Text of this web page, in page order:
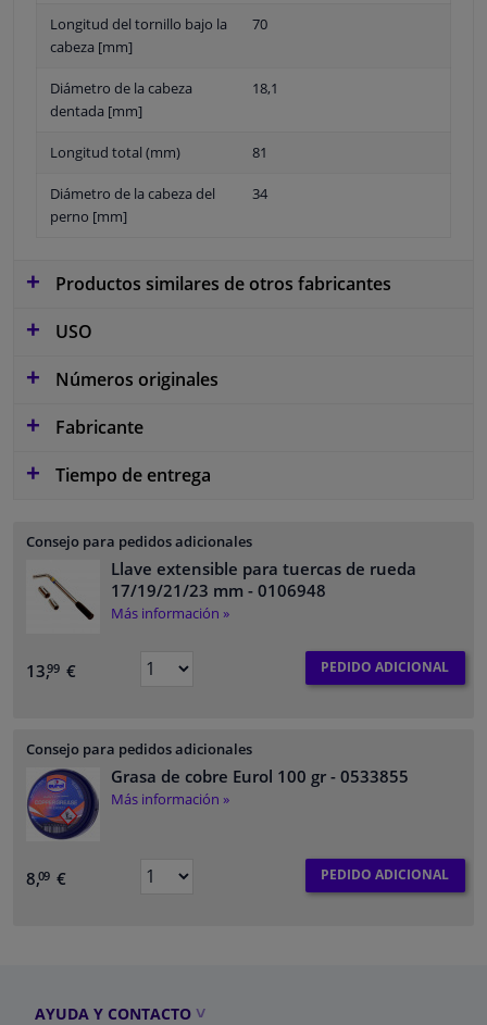
Longitud del tornillo bajo la
cabeza [mm]
70
Diámetro de la cabeza
dentada [mm]
18,1
Longitud total (mm) 81
Diámetro de la cabeza del
perno [mm]
34
Productos similares de otros fabricantes
USO
Números originales
Fabricante
Tiempo de entrega
Consejo para pedidos adicionales
Llave extensible para tuercas de rueda
17/19/21/23 mm - 0106948
Más información »
13,99 € PEDIDO ADICIONAL
Consejo para pedidos adicionales
Grasa de cobre Eurol 100 gr - 0533855
Más información »
8,09 € PEDIDO ADICIONAL
AYUDA Y CONTACTO